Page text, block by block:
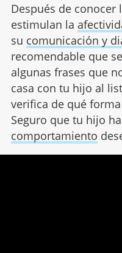
Después de conocer
estimulan la
su comunicación y
recomendable que
algunas frases que
casa con tu hijo al
verifica de qué
Seguro que tu hijo
comportamiento